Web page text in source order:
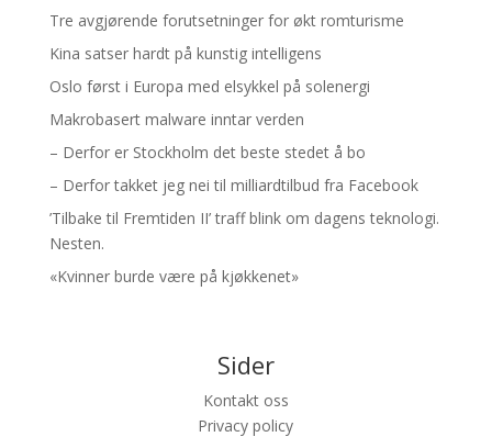
Tre avgjørende forutsetninger for økt romturisme
Kina satser hardt på kunstig intelligens
Oslo først i Europa med elsykkel på solenergi
Makrobasert malware inntar verden
– Derfor er Stockholm det beste stedet å bo
– Derfor takket jeg nei til milliardtilbud fra Facebook
’Tilbake til Fremtiden II’ traff blink om dagens teknologi.
Nesten.
«Kvinner burde være på kjøkkenet»
Sider
Kontakt oss
Privacy policy